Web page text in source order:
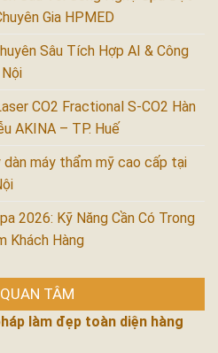
Gia HPMED
Sâu Tích Hợp AI & Công
CO2 Fractional S-CO2 Hàn
AKINA – TP. Huế
máy thẩm mỹ cao cấp tại
2026: Kỹ Năng Cần Có Trong
Khách Hàng
TÂM
làm đẹp toàn diện hàng